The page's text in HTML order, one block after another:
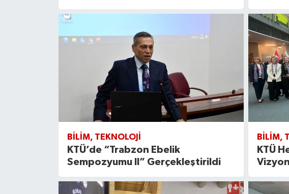
BILIM, TEKNOLOJI
KTÜ’de “Trabzon Ebelik
Sempozyumu II” Gerçekleştirildi
BILIM,
KTÜ